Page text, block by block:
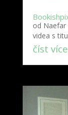
od Naefar
videa s
číst